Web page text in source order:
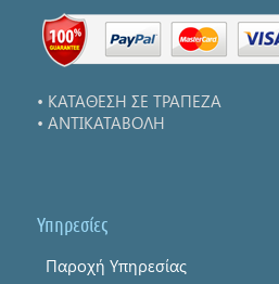
• ΚΑΤΑΘΕΣΗ ΣΕ ΤΡΑΠΕΖΑ
• ΑΝΤΙΚΑΤΑΒΟΛΗ
Υπηρεσίες
Παροχή Υπηρεσίας